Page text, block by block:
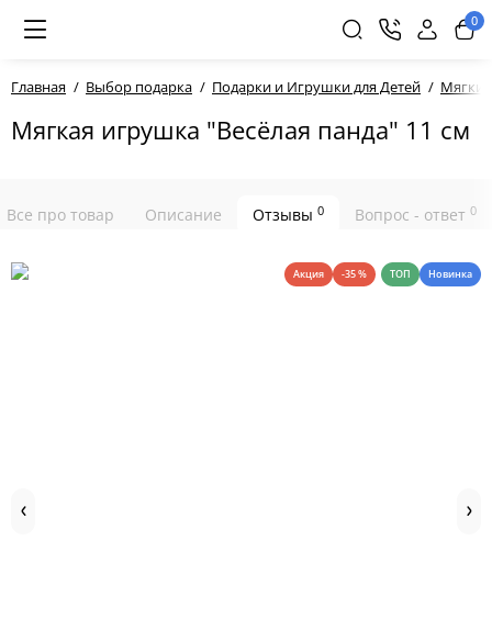
0
Главная Выбор подарка Подарки и Игрушки для Детей
Мягкая игрушка "Весёлая панда" 11 см
Все про товар Описание Отзывы 0 Вопрос - ответ 0
Акция -35 % ТОП Новинка